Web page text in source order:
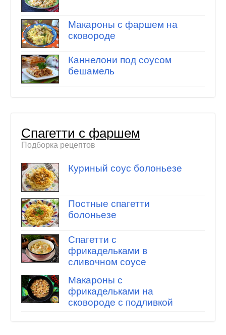
Макароны с фаршем на
сковороде
Каннелони под соусом
бешамель
Спагетти с фаршем
Подборка рецептов
Куриный соус болоньезе
Постные спагетти
болоньезе
Спагетти с
фрикадельками в
сливочном соусе
Макароны с
фрикадельками на
сковороде с подливкой